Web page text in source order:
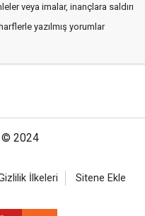
veya imalar, inançlara saldırı
yazılmış yorumlar
© 2024
İlkeleri Sitene Ekle